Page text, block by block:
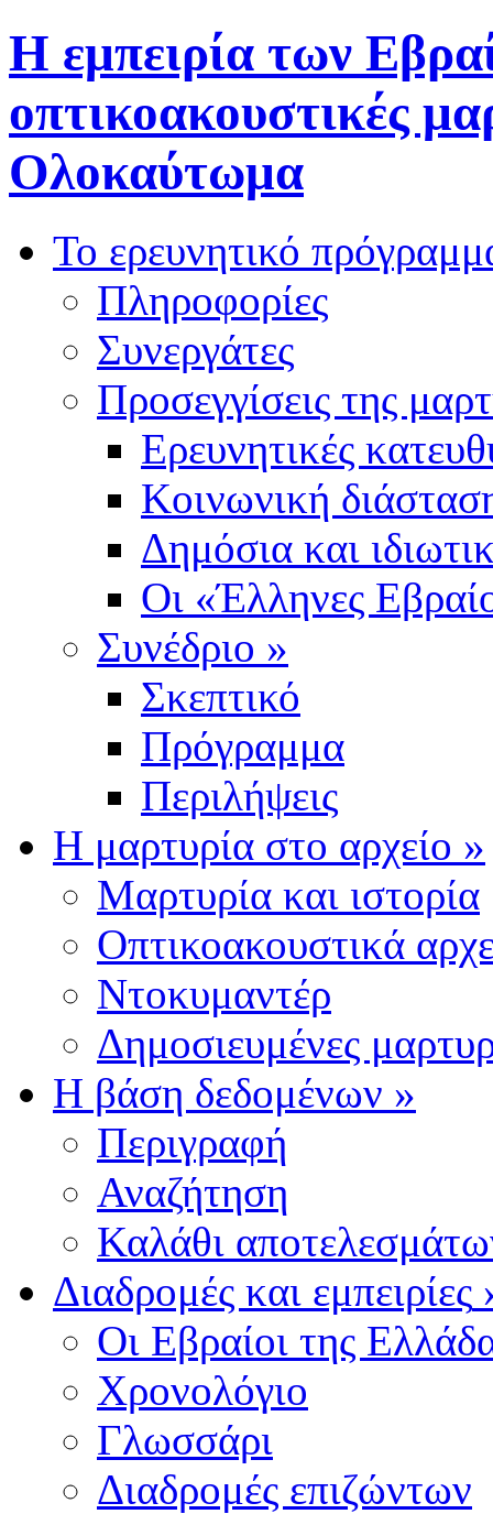
Η εμπειρία των
οπτικοακουστικές
Ολοκαύτωμα
Το ερευνητικό
Πληροφορίες
Συνεργάτες
Προσεγγίσεις της
Ερευνητικές
Κοινωνική
Δημόσια και
Οι «Έλληνες
Συνέδριο »
Σκεπτικό
Πρόγραμμα
Περιλήψεις
Η μαρτυρία στο αρχείο »
Μαρτυρία και ιστορία
Οπτικοακουστικά
Ντοκυμαντέρ
Δημοσιευμένες
Η βάση δεδομένων »
Περιγραφή
Αναζήτηση
Καλάθι
Διαδρομές και εμπειρίες
Οι Εβραίοι της
Χρονολόγιο
Γλωσσάρι
Διαδρομές επιζώντων